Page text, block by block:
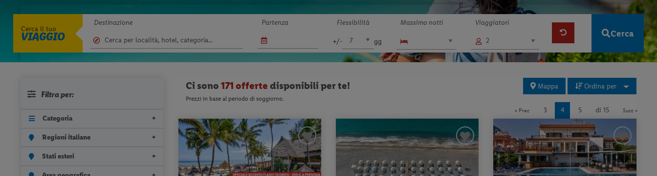
Cerca il tuo
VIAGGIO
Destinazione Partenza Flessibilità
+/- gg
Massimo notti Viaggiatori
Cerca
Filtra per:
Categoria
Regioni italiane
Stati esteri
Ci sono 171 offerte disponibili per te!
Prezzi in base al periodo di soggiorno.
Mappa Ordina per
« Prec 3 4 5 di 15 Succ »